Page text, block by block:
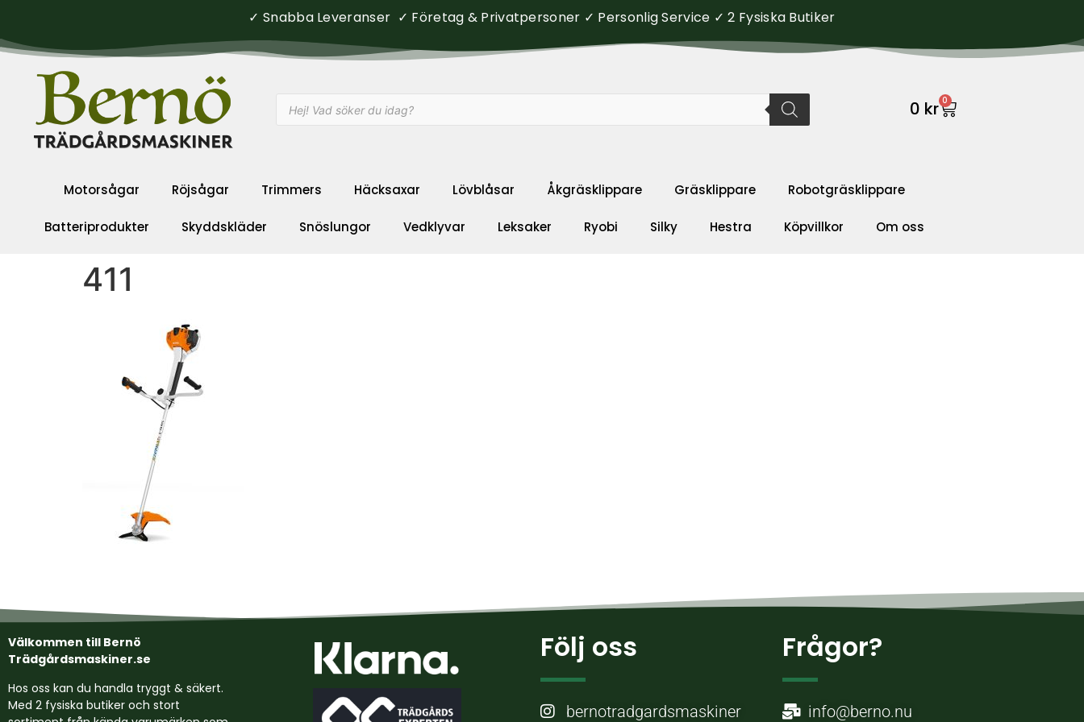
✓ Snabba Leveranser ✓ Företag & Privatpersoner ✓ Personlig Service ✓ 2 Fysiska Butiker
0 kr 0
Motorsågar Röjsågar Trimmers Häcksaxar Lövblåsar Åkgräsklippare Gräsklippare Robotgräsklippare
Batteriprodukter Skyddskläder Snöslungor Vedklyvar Leksaker Ryobi Silky Hestra Köpvillkor Om oss
411
Välkommen till Bernö
Trädgårdsmaskiner.se
Hos oss kan du handla tryggt & säkert.
Med 2 fysiska butiker och stort
Följ oss
bernotradgardsmaskiner
Frågor?
info@berno.nu